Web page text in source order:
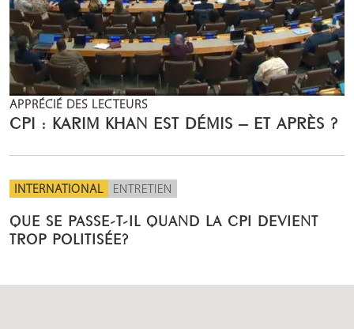
APPRÉCIÉ DES LECTEURS
CPI : KARIM KHAN EST DÉMIS – ET APRÈS ?
INTERNATIONAL ENTRETIEN
QUE SE PASSE-T-IL QUAND LA CPI DEVIENT
TROP POLITISÉE?